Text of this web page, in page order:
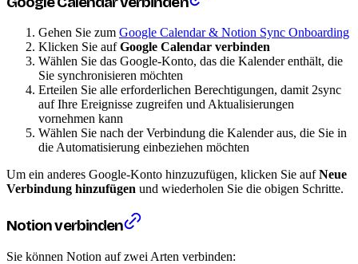
Gehen Sie zum Google Calendar & Notion Sync Onboarding
Klicken Sie aufGoogle Calendar verbinden
Wählen Sie das Google-Konto, das die Kalender enthält, die
Sie synchronisieren möchten
Erteilen Sie alle erforderlichen Berechtigungen, damit 2sync
auf Ihre Ereignisse zugreifen und Aktualisierungen
vornehmen kann
Wählen Sie nach der Verbindung die Kalender aus, die Sie in
die Automatisierung einbeziehen möchten
Um ein anderes Google-Konto hinzuzufügen, klicken Sie aufNeue
Verbindung hinzufügen und wiederholen Sie die obigen Schritte.
Notion verbinden
Sie können Notion auf zwei Arten verbinden: